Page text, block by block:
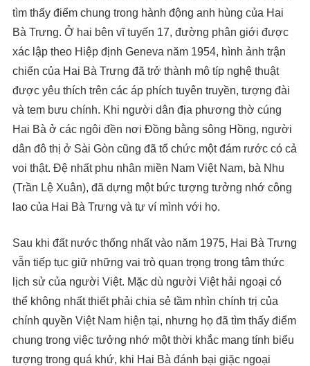
tìm thấy điểm chung trong hành động anh hùng của Hai
Bà Trưng. Ở hai bên vĩ tuyến 17, đường phân giới được
xác lập theo Hiệp định Geneva năm 1954, hình ảnh trận
chiến của Hai Bà Trưng đã trở thành mô típ nghệ thuật
được yêu thích trên các áp phích tuyên truyền, tượng đài
và tem bưu chính. Khi người dân địa phương thờ cúng
Hai Bà ở các ngôi đền nơi Đồng bằng sông Hồng, người
dân đô thị ở Sài Gòn cũng đã tổ chức một đám rước có cả
voi thật. Đệ nhất phu nhân miền Nam Việt Nam, bà Nhu
(Trần Lệ Xuân), đã dựng một bức tượng tưởng nhớ công
lao của Hai Bà Trưng và tự ví mình với họ.
Sau khi đất nước thống nhất vào năm 1975, Hai Bà Trưng
vẫn tiếp tục giữ những vai trò quan trọng trong tâm thức
lịch sử của người Việt. Mặc dù người Việt hải ngoại có
thể không nhất thiết phải chia sẻ tầm nhìn chính trị của
chính quyền Việt Nam hiện tại, nhưng họ đã tìm thấy điểm
chung trong việc tưởng nhớ một thời khắc mang tính biểu
tượng trong quá khứ, khi Hai Bà đánh bại giặc ngoại